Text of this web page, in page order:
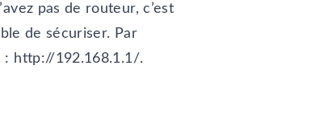
pas de routeur, c’est
de sécuriser. Par
: http://192.168.1.1/.